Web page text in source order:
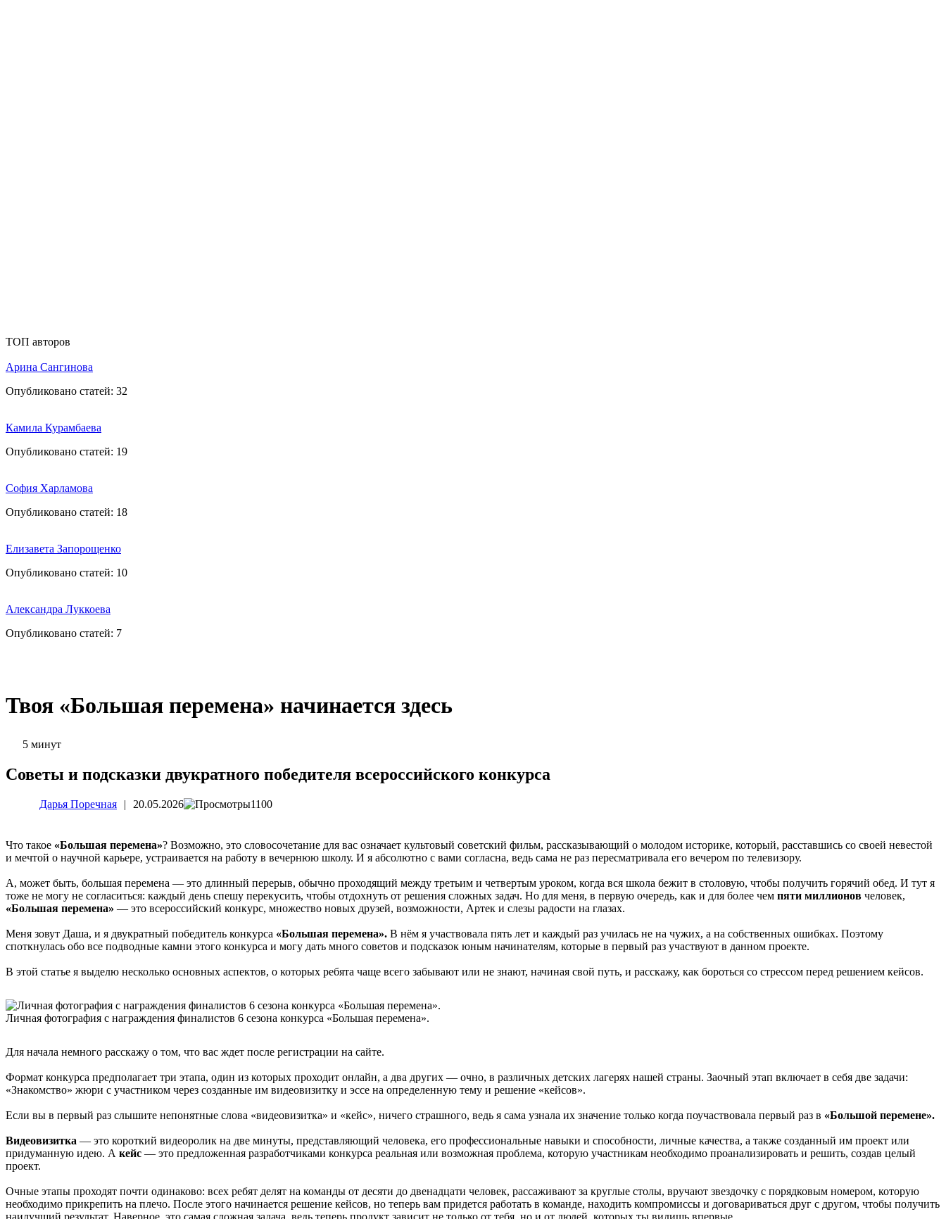
ТОП авторов
Арина Сангинова
Опубликовано статей: 32
Камила Курамбаева
Опубликовано статей: 19
София Харламова
Опубликовано статей: 18
Елизавета Запорощенко
Опубликовано статей: 10
Александра Луккоева
Опубликовано статей: 7
Твоя «Большая перемена» начинается здесь
5 минут
Советы и подсказки двукратного победителя всероссийского конкурса
Дарья Поречная | 20.05.2026 1100
Что такое «Большая перемена»? Возможно, это словосочетание для вас означает культовый советский фильм, рассказывающий о молодом историке, который, расставшись со своей невестой
и мечтой о научной карьере, устраивается на работу в вечернюю школу. И я абсолютно с вами согласна, ведь сама не раз пересматривала его вечером по телевизору.
А, может быть, большая перемена — это длинный перерыв, обычно проходящий между третьим и четвертым уроком, когда вся школа бежит в столовую, чтобы получить горячий обед. И тут я
тоже не могу не согласиться: каждый день спешу перекусить, чтобы отдохнуть от решения сложных задач. Но для меня, в первую очередь, как и для более чем пяти миллионов человек,
«Большая перемена» — это всероссийский конкурс, множество новых друзей, возможности, Артек и слезы радости на глазах.
Меня зовут Даша, и я двукратный победитель конкурса «Большая перемена». В нём я участвовала пять лет и каждый раз училась не на чужих, а на собственных ошибках. Поэтому
споткнулась обо все подводные камни этого конкурса и могу дать много советов и подсказок юным начинателям, которые в первый раз участвуют в данном проекте.
В этой статье я выделю несколько основных аспектов, о которых ребята чаще всего забывают или не знают, начиная свой путь, и расскажу, как бороться со стрессом перед решением кейсов.
Личная фотография с награждения финалистов 6 сезона конкурса «Большая перемена».
Для начала немного расскажу о том, что вас ждет после регистрации на сайте.
Формат конкурса предполагает три этапа, один из которых проходит онлайн, а два других — очно, в различных детских лагерях нашей страны. Заочный этап включает в себя две задачи:
«Знакомство» жюри с участником через созданные им видеовизитку и эссе на определенную тему и решение «кейсов».
Если вы в первый раз слышите непонятные слова «видеовизитка» и «кейс», ничего страшного, ведь я сама узнала их значение только когда поучаствовала первый раз в «Большой перемене».
Видеовизитка — это короткий видеоролик на две минуты, представляющий человека, его профессиональные навыки и способности, личные качества, а также созданный им проект или
придуманную идею. А кейс — это предложенная разработчиками конкурса реальная или возможная проблема, которую участникам необходимо проанализировать и решить, создав целый
проект.
Очные этапы проходят почти одинаково: всех ребят делят на команды от десяти до двенадцати человек, рассаживают за круглые столы, вручают звездочку с порядковым номером, которую
необходимо прикрепить на плечо. После этого начинается решение кейсов, но теперь вам придется работать в команде, находить компромиссы и договариваться друг с другом, чтобы получить
наилучший результат. Наверное, это самая сложная задача, ведь теперь продукт зависит не только от тебя, но и от людей, которых ты видишь впервые.